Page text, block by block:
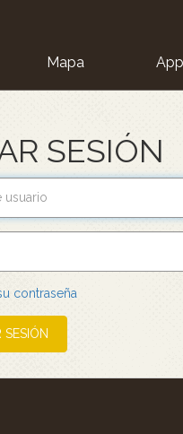
Mapa App
SESIÓN
contraseña
SESIÓN